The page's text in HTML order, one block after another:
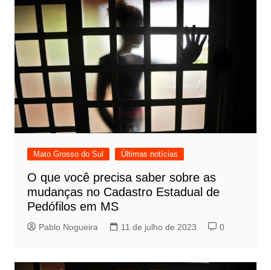
Mato Grosso do Sul Últimas notícias
O que você precisa saber sobre as
mudanças no Cadastro Estadual de
Pedófilos em MS
Pablo Nogueira 11 de julho de 2023 0